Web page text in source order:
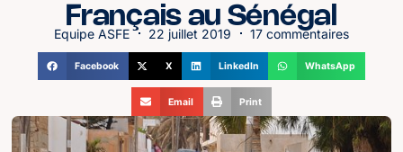
Français au Sénégal
Equipe ASFE 22 juillet 2019 17 commentaires
Facebook X LinkedIn WhatsApp
Email Print